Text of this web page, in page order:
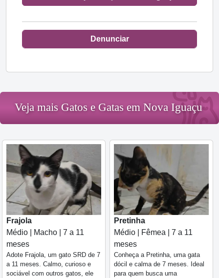
Denunciar
Veja mais Gatos e Gatas em Nova Iguaçu
Frajola
Médio | Macho | 7 a 11
meses
Adote Frajola, um gato SRD de 7
a 11 meses. Calmo, curioso e
sociável com outros gatos, ele
Pretinha
Médio | Fêmea | 7 a 11
meses
Conheça a Pretinha, uma gata
dócil e calma de 7 meses. Ideal
para quem busca uma